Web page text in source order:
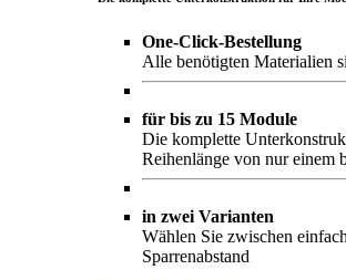
One-Click-Bestellung
Alle benötigten Materialien
für bis zu 15 Module
Die komplette
Reihenlänge von nur einem
in zwei Varianten
Wählen Sie zwischen
Sparrenabstand